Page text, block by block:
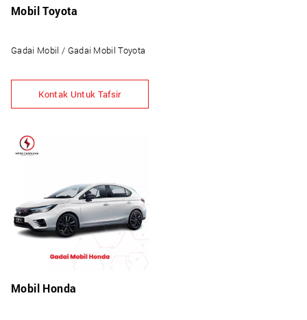
Mobil Toyota
Gadai Mobil / Gadai Mobil Toyota
Kontak Untuk Tafsir
Mobil Honda